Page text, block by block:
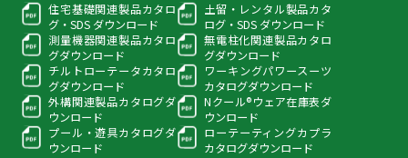
住宅基礎関連製品カタロ
グ・SDS ダウンロード
土留・レンタル製品カタ
ログ・ SDS ダウンロード
測量機器関連製品カタロ
グダウンロード
無電柱化関連製品カタロ
グダウンロード
チルトローテータカタロ
グダウンロード
ワーキングパワースーツ
カタログダウンロード
外構関連製品カタログダ
ウンロード
Nクール®ウェア在庫表ダ
ウンロード
プール・遊具カタログダ
ウンロード
ローテーティングカプラ
カタログダウンロード